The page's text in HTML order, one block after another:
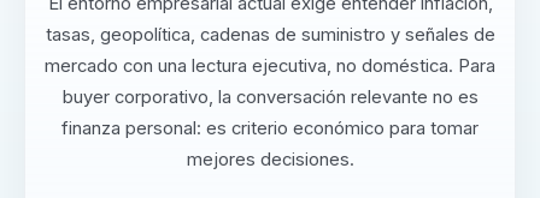
tasas, geopolítica, cadenas de suministro y señales de
mercado con una lectura ejecutiva, no doméstica. Para
buyer corporativo, la conversación relevante no es
finanza personal: es criterio económico para tomar
mejores decisiones.